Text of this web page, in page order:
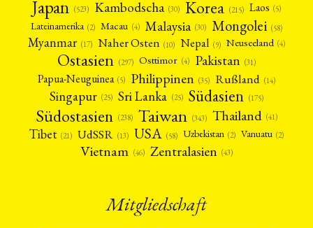
Japan (523) Kambodscha (30) Korea (215) Laos (5)
Lateinamerika (2) Macau (4) Malaysia (30) Mongolei (58)
Myanmar (17) Naher Osten (10) Nepal (9) Neuseeland (4)
Ostasien (297) Osttimor (4) Pakistan (31)
Papua-Neuguinea (5) Philippinen (35) Rußland (14)
Singapur (25) Sri Lanka (25) Südasien (175)
Südostasien (238) Taiwan (343) Thailand (41)
Tibet (21) UdSSR (13) USA (58) Uzbekistan (2) Vanuatu (2)
Vietnam (46) Zentralasien (43)
Mitgliedschaft